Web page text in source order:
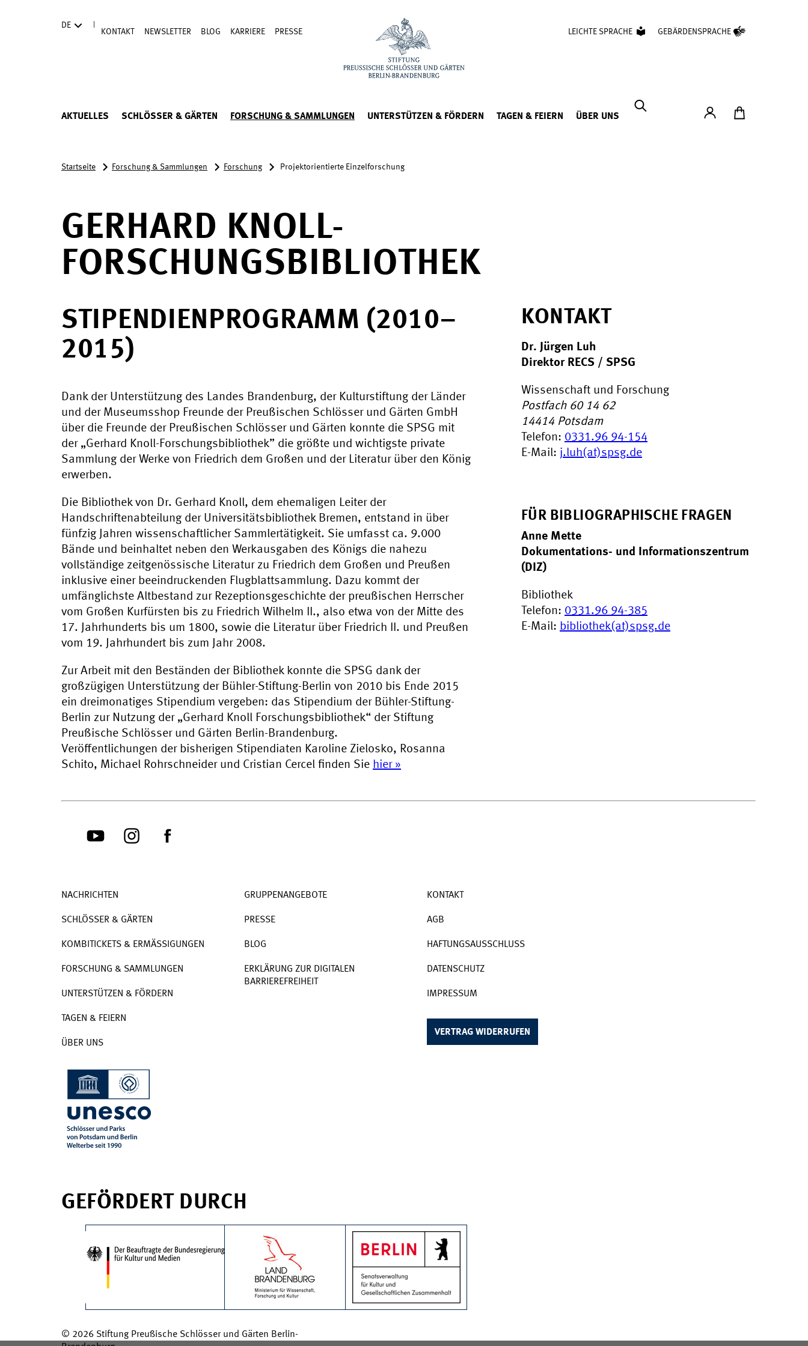
DE
KONTAKT NEWSLETTER BLOG KARRIERE PRESSE LEICHTE SPRACHE GEBÄRDENSPRACHE
AKTUELLES SCHLÖSSER & GÄRTEN FORSCHUNG & SAMMLUNGEN UNTERSTÜTZEN & FÖRDERN TAGEN & FEIERN ÜBER UNS
Konto Zum Ticketshop
Startseite Forschung & Sammlungen Forschung Projektorientierte Einzelforschung
GERHARD KNOLL-
FORSCHUNGSBIBLIOTHEK
STIPENDIENPROGRAMM (2010–
2015)
Dank der Unterstützung des Landes Brandenburg, der Kulturstiftung der Länder
und der Museumsshop Freunde der Preußischen Schlösser und Gärten GmbH
über die Freunde der Preußischen Schlösser und Gärten konnte die SPSG mit
der „Gerhard Knoll-Forschungsbibliothek” die größte und wichtigste private
Sammlung der Werke von Friedrich dem Großen und der Literatur über den König
erwerben.
Die Bibliothek von Dr. Gerhard Knoll, dem ehemaligen Leiter der
Handschriftenabteilung der Universitätsbibliothek Bremen, entstand in über
fünfzig Jahren wissenschaftlicher Sammlertätigkeit. Sie umfasst ca. 9.000
Bände und beinhaltet neben den Werkausgaben des Königs die nahezu
vollständige zeitgenössische Literatur zu Friedrich dem Großen und Preußen
inklusive einer beeindruckenden Flugblattsammlung. Dazu kommt der
umfänglichste Altbestand zur Rezeptionsgeschichte der preußischen Herrscher
vom Großen Kurfürsten bis zu Friedrich Wilhelm II., also etwa von der Mitte des
17. Jahrhunderts bis um 1800, sowie die Literatur über Friedrich II. und Preußen
vom 19. Jahrhundert bis zum Jahr 2008.
Zur Arbeit mit den Beständen der Bibliothek konnte die SPSG dank der
großzügigen Unterstützung der Bühler-Stiftung-Berlin von 2010 bis Ende 2015
ein dreimonatiges Stipendium vergeben: das Stipendium der Bühler-Stiftung-
Berlin zur Nutzung der „Gerhard Knoll Forschungsbibliothek“ der Stiftung
Preußische Schlösser und Gärten Berlin-Brandenburg.
Veröffentlichungen der bisherigen Stipendiaten Karoline Zielosko, Rosanna
Schito, Michael Rohrschneider und Cristian Cercel finden Sie hier »
KONTAKT
Dr. Jürgen Luh
Direktor RECS / SPSG
Wissenschaft und Forschung
Postfach 60 14 62
14414 Potsdam
Telefon: 0331.96 94-154
E-Mail: j.luh(at)spsg.de
FÜR BIBLIOGRAPHISCHE FRAGEN
Anne Mette
Dokumentations- und Informationszentrum
(DIZ)
Bibliothek
Telefon: 0331.96 94-385
E-Mail: bibliothek(at)spsg.de
NACHRICHTEN
SCHLÖSSER & GÄRTEN
KOMBITICKETS & ERMÄSSIGUNGEN
FORSCHUNG & SAMMLUNGEN
UNTERSTÜTZEN & FÖRDERN
TAGEN & FEIERN
ÜBER UNS
GRUPPENANGEBOTE
PRESSE
BLOG
ERKLÄRUNG ZUR DIGITALEN
BARRIEREFREIHEIT
KONTAKT
AGB
HAFTUNGSAUSSCHLUSS
DATENSCHUTZ
IMPRESSUM
VERTRAG WIDERRUFEN
GEFÖRDERT DURCH
© 2026 Stiftung Preußische Schlösser und Gärten Berlin-